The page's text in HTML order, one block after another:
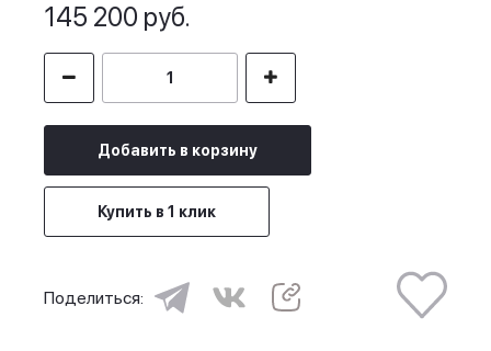
145 200 руб.
Добавить в корзину
Купить в 1 клик
Поделиться: